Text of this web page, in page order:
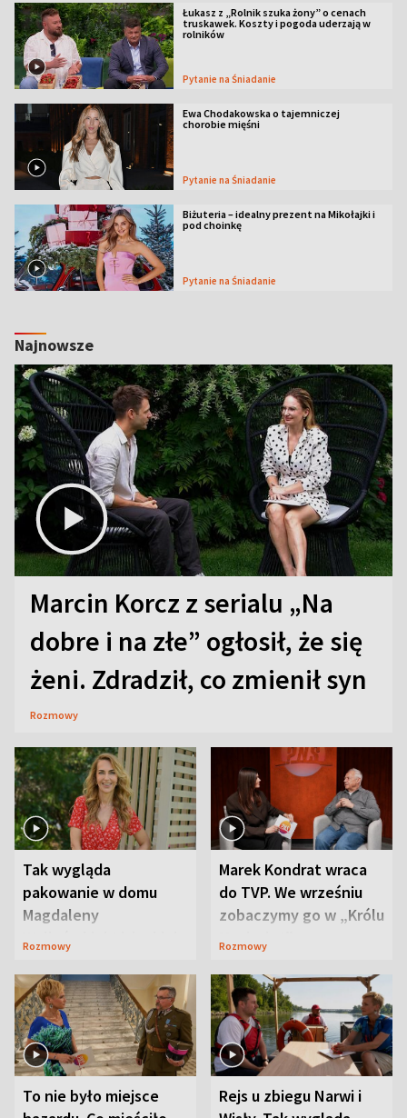
Łukasz z „Rolnik szuka żony” o cenach
truskawek. Koszty i pogoda uderzają w
rolników
Pytanie na Śniadanie
Ewa Chodakowska o tajemniczej
chorobie mięśni
Pytanie na Śniadanie
Biżuteria – idealny prezent na Mikołajki i
pod choinkę
Pytanie na Śniadanie
Najnowsze
Marcin Korcz z serialu „Na
dobre i na złe” ogłosił, że się
żeni. Zdradził, co zmienił syn
Rozmowy
Tak wygląda
pakowanie w domu
Magdaleny
Waligórskiej-Lisieckiej.
Rozmowy
Marek Kondrat wraca
do TVP. We wrześniu
zobaczymy go w „Królu
Maciusiu I”
Rozmowy
To nie było miejsce
Rejs u zbiegu Narwi i